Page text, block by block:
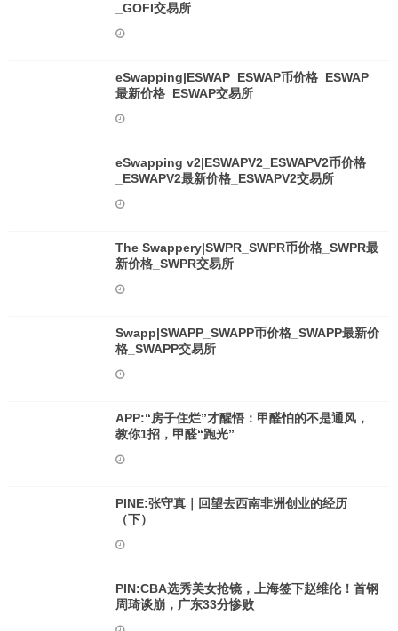
_GOFI交易所
eSwapping|ESWAP_ESWAP币价格_ESWAP
最新价格_ESWAP交易所
eSwapping v2|ESWAPV2_ESWAPV2币价格
_ESWAPV2最新价格_ESWAPV2交易所
The Swappery|SWPR_SWPR币价格_SWPR最
新价格_SWPR交易所
Swapp|SWAPP_SWAPP币价格_SWAPP最新价
格_SWAPP交易所
APP:“房子住烂”才醒悟：甲醛怕的不是通风，
教你1招，甲醛“跑光”
PINE:张守真｜回望去西南非洲创业的经历
（下）
PIN:CBA选秀美女抢镜，上海签下赵维伦！首钢
周琦谈崩，广东33分惨败